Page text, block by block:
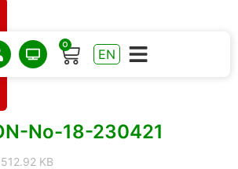
0
EN
No-18-230421
KB